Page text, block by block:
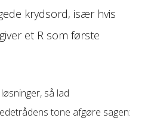
krydsord, især hvis
et R som første
så lad
tone afgøre sagen: